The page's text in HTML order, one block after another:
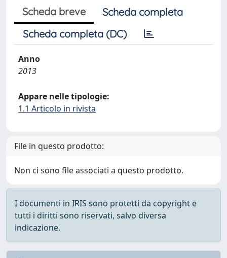
Scheda breve
Scheda completa
Scheda completa (DC)
Anno
2013
Appare nelle tipologie:
1.1 Articolo in rivista
File in questo prodotto:
Non ci sono file associati a questo prodotto.
I documenti in IRIS sono protetti da copyright e
tutti i diritti sono riservati, salvo diversa
indicazione.